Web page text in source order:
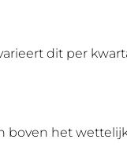
dit per
boven het